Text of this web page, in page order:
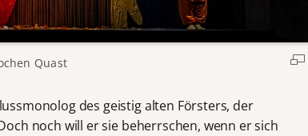
Quast
des geistig alten Försters, der
noch will er sie beherrschen, wenn er sich